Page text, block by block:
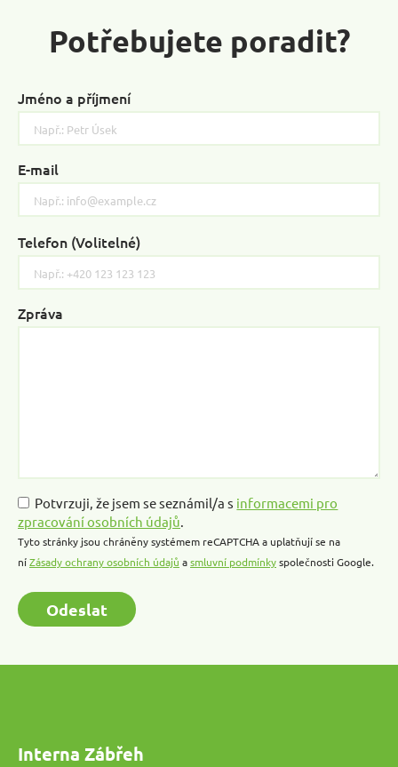
Potřebujete poradit?
Jméno a příjmení
E-mail
Please
leave
this
empty.
Telefon (Volitelné)
Zpráva
Potvrzuji, že jsem se seznámil/a s informacemi pro
zpracování osobních údajů.
Tyto stránky jsou chráněny systémem reCAPTCHA a uplatňují se na
níZásady ochrany osobních údajů asmluvní podmínkyspolečnosti Google.
Odeslat
Interna Zábřeh